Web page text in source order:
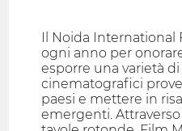
Il Noida International
ogni anno per
esporre una varietà
cinematografici
paesi e mettere in
emergenti.